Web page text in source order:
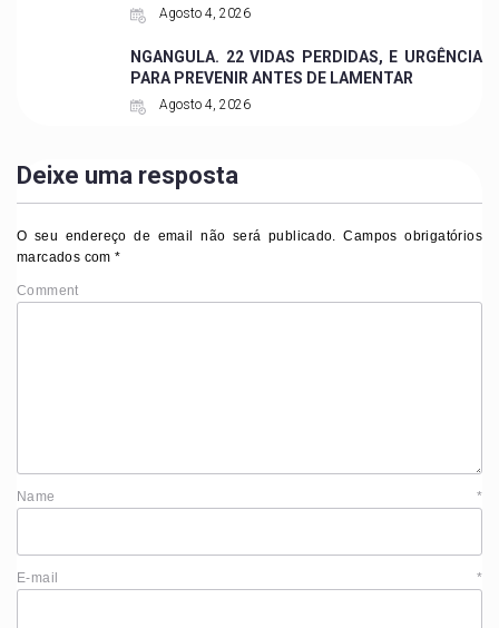
Agosto 4, 2026
NGANGULA. 22 VIDAS PERDIDAS, E URGÊNCIA
PARA PREVENIR ANTES DE LAMENTAR
Agosto 4, 2026
Deixe uma resposta
O seu endereço de email não será publicado. Campos obrigatórios
marcados com*
Comment
Name *
E-mail *